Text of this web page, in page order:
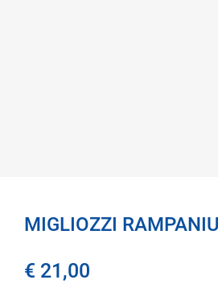
MIGLIOZZI
€ 21,00